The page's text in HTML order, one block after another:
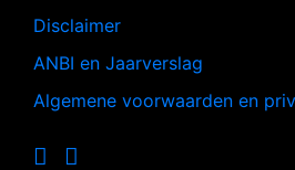
Disclaimer
ANBI en Jaarverslag
Algemene voorwaarden en